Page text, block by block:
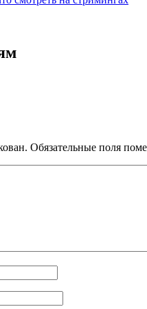
Обязательные поля